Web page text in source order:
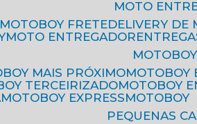
MOTO
MOTOBOY FRETE DELIVERY DE
MOTO ENTREGADOR
MAIS PRÓXIMO
TERCEIRIZADO MOTOBOY
MOTOBOY EXPRESS
MOTOBOY
PEQUENAS